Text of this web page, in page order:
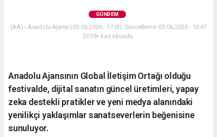
GÜNDEM
(AA) - Anadolu Ajansı | 03.06.2026 - 17:00, Güncelleme: 03.06.2026 - 16:47
2019+ kez okundu.
Anadolu Ajansının Global İletişim Ortağı olduğu
festivalde, dijital sanatın güncel üretimleri, yapay
zeka destekli pratikler ve yeni medya alanındaki
yenilikçi yaklaşımlar sanatseverlerin beğenisine
sunuluyor.